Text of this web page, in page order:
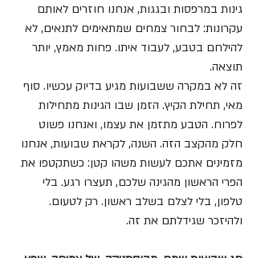
גינות במרפסות ובגגות, אנחנו חוזרים לאותם
עקרונות: לבחור צמחים שמתאימים לתנאים, לא
להילחם בטבע, לעבוד איתו. פחות מאמץ, יותר
תוצאה.
זה לא במקרה ששבועות מגיע בדיוק עכשיו. סוף
מאי, תחילת הקיץ. הזמן שבו הגינות מתחילות
לפרוח. הטבע מתזמן את עצמו, ואנחנו פשוט
חלק מהקצב הזה. השנה, לקראת שבועות, אנחנו
מזמינים אתכם לעשות משהו קטן: כשתקטפו את
הפרי הראשון מהגינה שלכם, תעצרו רגע. בלי
טלפון, בלי לצלם בשלב ראשון. רק לטעום.
ולהיזכר שגידלתם את זה.